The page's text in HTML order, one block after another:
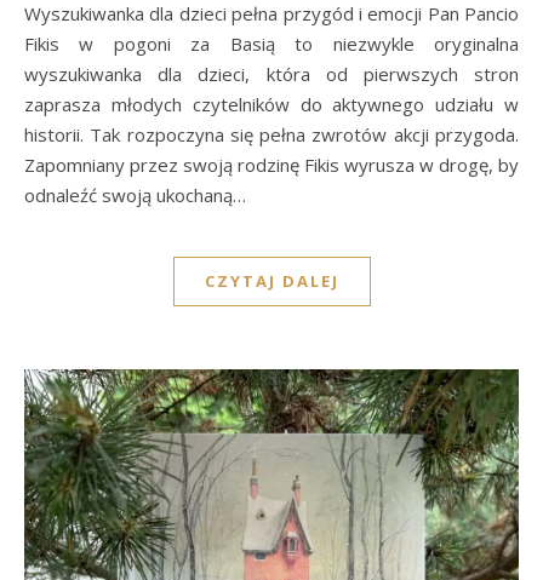
Wyszukiwanka dla dzieci pełna przygód i emocji Pan Pancio
Fikis w pogoni za Basią to niezwykle oryginalna
wyszukiwanka dla dzieci, która od pierwszych stron
zaprasza młodych czytelników do aktywnego udziału w
historii. Tak rozpoczyna się pełna zwrotów akcji przygoda.
Zapomniany przez swoją rodzinę Fikis wyrusza w drogę, by
odnaleźć swoją ukochaną…
CZYTAJ DALEJ